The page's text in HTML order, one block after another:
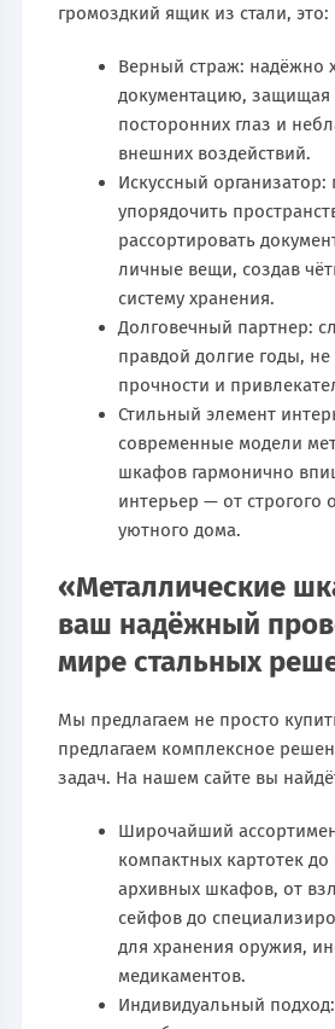
громоздкий ящик из стали, это:
Верный страж: надёжно
документацию, защищая
посторонних глаз и
внешних воздействий.
Искусcный организатор:
упорядочить
рассортировать
личные вещи, создав
систему хранения.
Долговечный партнер:
правдой долгие годы, не
прочности и
Стильный элемент
современные модели
шкафов гармонично
интерьер — от строгого
уютного дома.
«Металлические
ваш надёжный
мире стальных
Мы предлагаем не просто
предлагаем комплексное
задач. На нашем сайте вы
Широчайший
компактных картотек
архивных шкафов, от
сейфов до
для хранения оружия,
медикаментов.
Индивидуальный